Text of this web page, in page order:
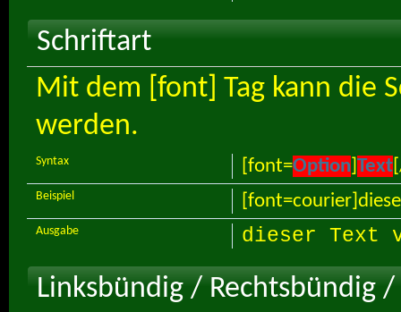
Schriftart
Mit dem [font] Tag kann die
werden.
[font=Option] Text
Syntax
Beispiel
dieser Text
Ausgabe
Linksbündig / Rechtsbündig